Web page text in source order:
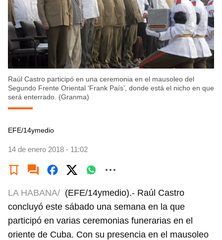
Raúl Castro participó en una ceremonia en el mausoleo del
Segundo Frente Oriental ‘Frank País’, donde está el nicho en que
será enterrado. (Granma)
EFE/14ymedio
14 de enero 2018 - 11:02
LA HABANA/ (EFE/14ymedio).- Raúl Castro
concluyó este sábado una semana en la que
participó en varias ceremonias funerarias en el
oriente de Cuba. Con su presencia en el mausoleo